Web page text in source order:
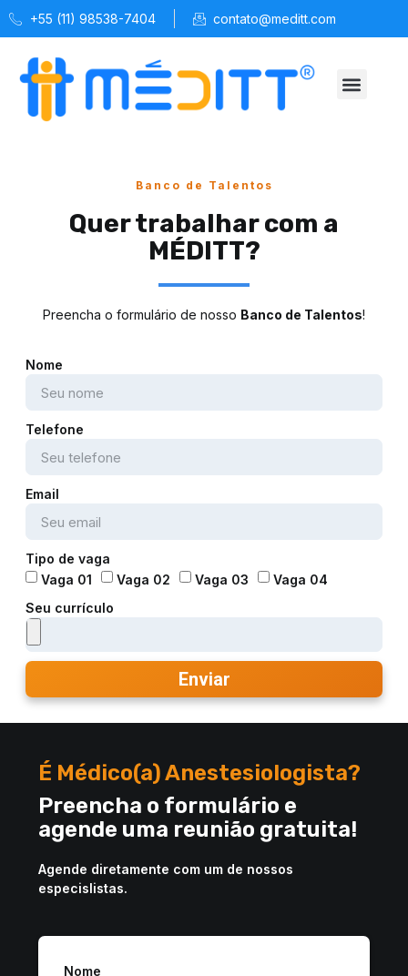
+55 (11) 98538-7404 contato@meditt.com
Banco de Talentos
Quer trabalhar com a
MÉDITT?
Preencha o formulário de nosso Banco de Talentos!
Nome
Telefone
Email
Tipo de vaga
Vaga 01
Vaga 02 Vaga 03
Vaga 04
Seu currículo
Enviar
É Médico(a) Anestesiologista?
Preencha o formulário e
agende uma reunião gratuita!
Agende diretamente com um de nossos
especislistas.
Nome